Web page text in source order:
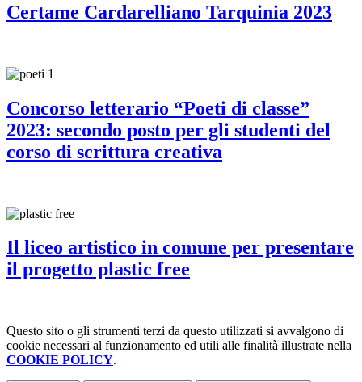
Certame Cardarelliano Tarquinia 2023
Concorso letterario “Poeti di classe”
2023: secondo posto per gli studenti del
corso di scrittura creativa
Il liceo artistico in comune per presentare
il progetto plastic free
Questo sito o gli strumenti terzi da questo utilizzati si avvalgono di
cookie necessari al funzionamento ed utili alle finalità illustrate nella
COOKIE POLICY.